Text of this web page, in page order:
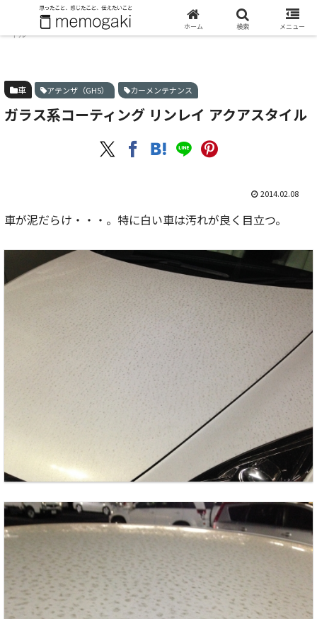
ホーム 車
ガラス系コーティング リンレイ アクアスタ
イル
車 アテンザ（GH5） カーメンテナンス
ガラス系コーティング リンレイ アクアスタイル
2014.02.08
車が泥だらけ・・・。特に白い車は汚れが良く目立つ。
ホーム 検索 メニュー